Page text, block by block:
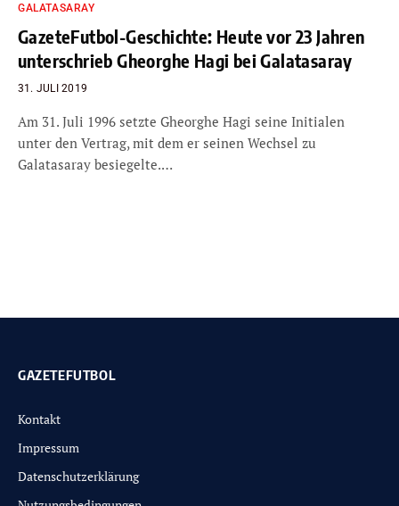
GALATASARAY
GazeteFutbol-Geschichte: Heute vor 23 Jahren
unterschrieb Gheorghe Hagi bei Galatasaray
31. JULI 2019
Am 31. Juli 1996 setzte Gheorghe Hagi seine Initialen
unter den Vertrag, mit dem er seinen Wechsel zu
Galatasaray besiegelte.…
GAZETEFUTBOL
Kontakt
Impressum
Datenschutzerklärung